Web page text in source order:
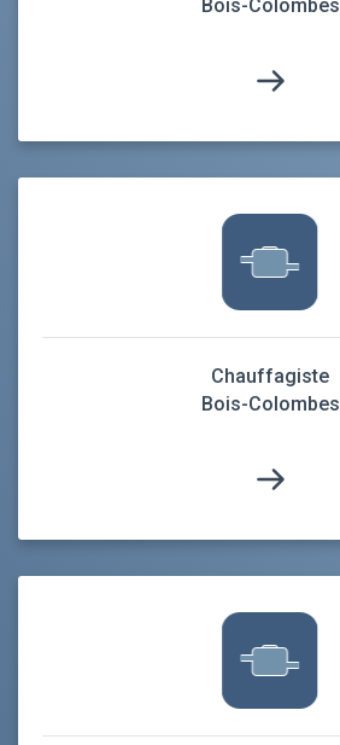
Bois-Colombes
Chauffagiste
Bois-Colombes